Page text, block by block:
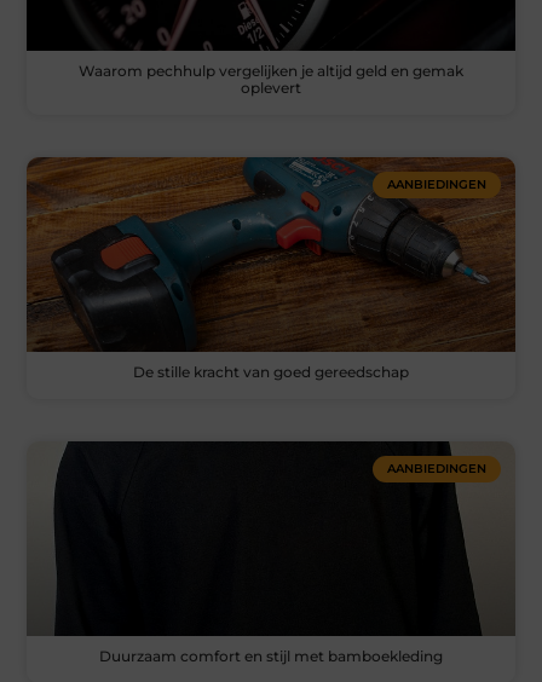
Waarom pechhulp vergelijken je altijd geld en gemak
oplevert
AANBIEDINGEN
De stille kracht van goed gereedschap
AANBIEDINGEN
Duurzaam comfort en stijl met bamboekleding